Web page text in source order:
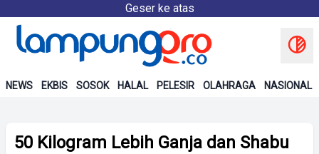
Geser ke atas
NEWS EKBIS SOSOK HALAL PELESIR OLAHRAGA NASIONAL
50 Kilogram Lebih Ganja dan Shabu